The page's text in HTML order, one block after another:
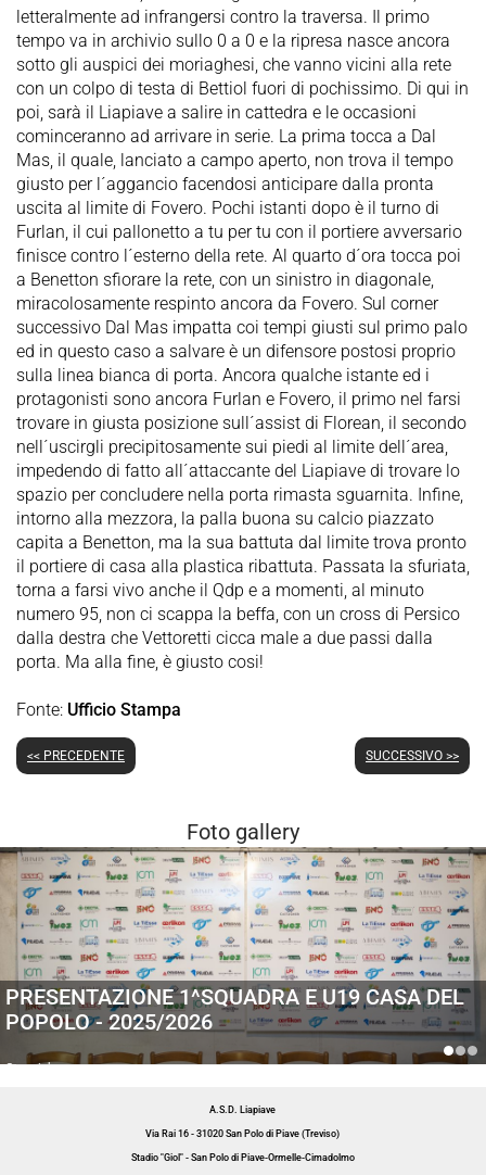
letteralmente ad infrangersi contro la traversa. Il primo
tempo va in archivio sullo 0 a 0 e la ripresa nasce ancora
sotto gli auspici dei moriaghesi, che vanno vicini alla rete
con un colpo di testa di Bettiol fuori di pochissimo. Di qui in
poi, sarà il Liapiave a salire in cattedra e le occasioni
cominceranno ad arrivare in serie. La prima tocca a Dal
Mas, il quale, lanciato a campo aperto, non trova il tempo
giusto per l´aggancio facendosi anticipare dalla pronta
uscita al limite di Fovero. Pochi istanti dopo è il turno di
Furlan, il cui pallonetto a tu per tu con il portiere avversario
finisce contro l´esterno della rete. Al quarto d´ora tocca poi
a Benetton sfiorare la rete, con un sinistro in diagonale,
miracolosamente respinto ancora da Fovero. Sul corner
successivo Dal Mas impatta coi tempi giusti sul primo palo
ed in questo caso a salvare è un difensore postosi proprio
sulla linea bianca di porta. Ancora qualche istante ed i
protagonisti sono ancora Furlan e Fovero, il primo nel farsi
trovare in giusta posizione sull´assist di Florean, il secondo
nell´uscirgli precipitosamente sui piedi al limite dell´area,
impedendo di fatto all´attaccante del Liapiave di trovare lo
spazio per concludere nella porta rimasta sguarnita. Infine,
intorno alla mezzora, la palla buona su calcio piazzato
capita a Benetton, ma la sua battuta dal limite trova pronto
il portiere di casa alla plastica ribattuta. Passata la sfuriata,
torna a farsi vivo anche il Qdp e a momenti, al minuto
numero 95, non ci scappa la beffa, con un cross di Persico
dalla destra che Vettoretti cicca male a due passi dalla
porta. Ma alla fine, è giusto cosi!
Fonte: Ufficio Stampa
<< PRECEDENTE SUCCESSIVO >>
Foto gallery
PRESENTAZIONE 1^SQUADRA E U19 CASA DEL
POPOLO - 2025/2026
Generiche
A.S.D. Liapiave
Via Rai 16 - 31020 San Polo di Piave (Treviso)
Stadio "Giol" - San Polo di Piave-Ormelle-Cimadolmo